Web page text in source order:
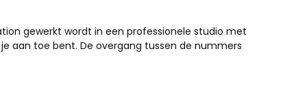
gewerkt wordt in een professionele studio met
aan toe bent. De overgang tussen de nummers